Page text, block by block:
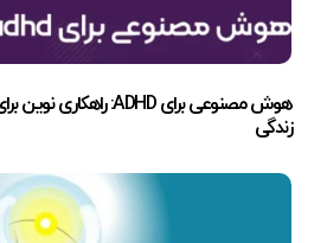
هوش مصنوعی برای ADHD: راهکاری نوین برای مدیریت تمرکز و بهبود
زندگی